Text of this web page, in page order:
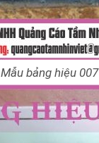
Mẫu bảng hiệu 007